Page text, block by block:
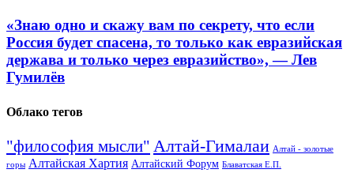
«Знаю одно и скажу вам по секрету, что если
Россия будет спасена, то только как евразийская
держава и только через евразийство», — Лев
Гумилёв
Облако тегов
"философия мысли" Алтай-Гималаи Алтай - золотые
горы Алтайская Хартия Алтайский Форум Блаватская Е.П.